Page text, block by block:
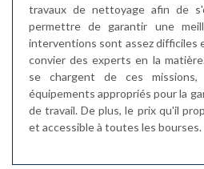
travaux de nettoyage afin de
permettre de garantir une
interventions sont assez difficiles
convier des experts en la
se chargent de ces
équipements appropriés pour la
de travail. De plus, le prix qu'il
et accessible à toutes les bourses.